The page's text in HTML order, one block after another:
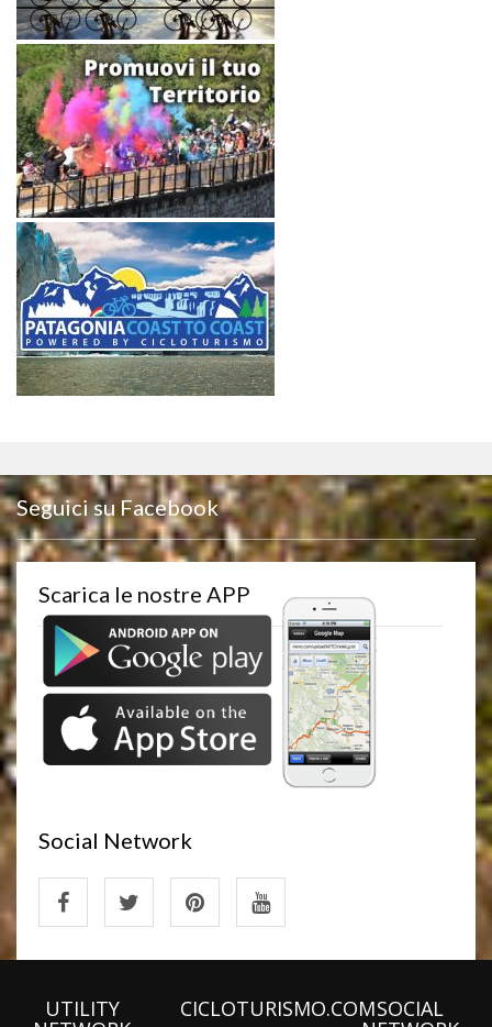
Seguici su Facebook
Scarica le nostre APP
Social Network
UTILITY CICLOTURISMO.COMSOCIAL